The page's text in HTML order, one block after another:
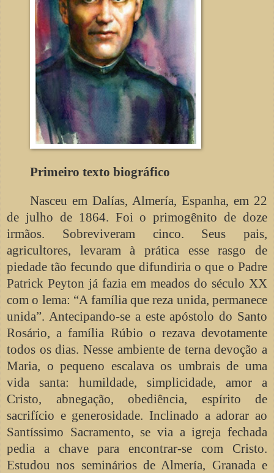
Primeiro texto biográfico
Nasceu em Dalías, Almería, Espanha, em 22
de julho de 1864. Foi o primogênito de doze
irmãos. Sobreviveram cinco. Seus pais,
agricultores, levaram à prática esse rasgo de
piedade tão fecundo que difundiria o que o Padre
Patrick Peyton já fazia em meados do século XX
com o lema: “A família que reza unida, permanece
unida”. Antecipando-se a este apóstolo do Santo
Rosário, a família Rúbio o rezava devotamente
todos os dias. Nesse ambiente de terna devoção a
Maria, o pequeno escalava os umbrais de uma
vida santa: humildade, simplicidade, amor a
Cristo, abnegação, obediência, espírito de
sacrifício e generosidade. Inclinado a adorar ao
Santíssimo Sacramento, se via a igreja fechada
pedia a chave para encontrar-se com Cristo.
Estudou nos seminários de Almería, Granada e